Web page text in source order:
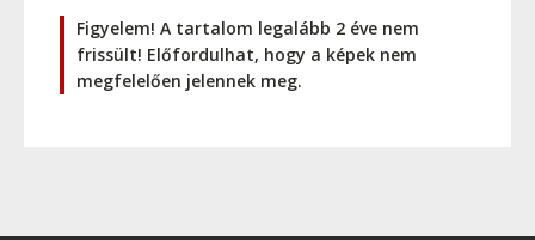
Figyelem! A tartalom legalább 2 éve nem
frissült! Előfordulhat, hogy a képek nem
megfelelően jelennek meg.